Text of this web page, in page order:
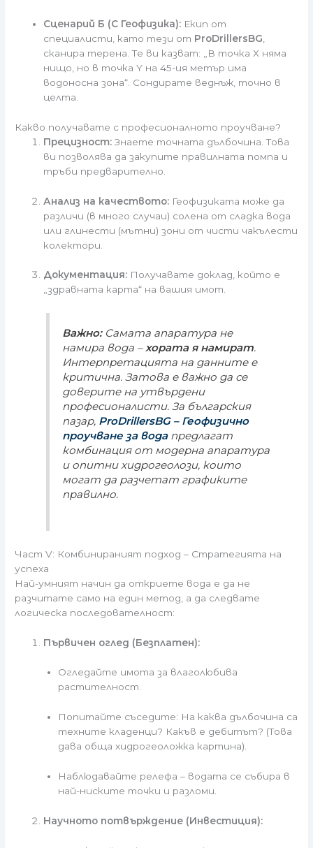
Сценарий Б (С Геофизика): Екип от
специалисти, като тези от ProDrillersBG
сканира терена. Те ви казват: „В точка Х няма
нищо, но в точка Y на 45-ия метър има
водоносна зона“. Сондирате веднъж, точно в
целта.
Какво получавате с професионалното проучване?
Прецизност: Знаете точната дълбочина. Това
ви позволява да закупите правилната помпа и
тръби предварително.
Анализ на качеството: Геофизиката може да
различи (в много случаи) солена от сладка вода
или глинести (мътни) зони от чисти чакълести
колектори.
Документация: Получавате доклад, който е
„здравната карта“ на вашия имот.
Важно:Самата апаратура не
намира вода –хората я намират.
Интерпретацията на данните е
критична. Затова е важно да се
доверите на утвърдени
професионалисти. За българския
пазар, ProDrillersBG – Геофизично
проучване за водапредлагат
комбинация от модерна апаратура
и опитни хидрогеолози, които
могат да разчетат графиките
правилно.
Част V: Комбинираният подход – Стратегията на
успеха
Най-умният начин да откриете вода е да не
разчитате само на един метод, а да следвате
логическа последователност:
Първичен оглед (Безплатен):
Огледайте имота за влаголюбива
растителност.
Попитайте съседите: На каква дълбочина са
техните кладенци? Какъв е дебитът? (Това
дава обща хидрогеоложка картина).
Наблюдавайте релефа – водата се събира в
най-ниските точки и разломи.
Научното потвърждение (Инвестиция):